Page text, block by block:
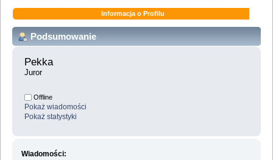
Informacja o Profilu
Podsumowanie
Pekka
Juror
Offline
Pokaż wiadomości
Pokaż statystyki
Wiadomości: